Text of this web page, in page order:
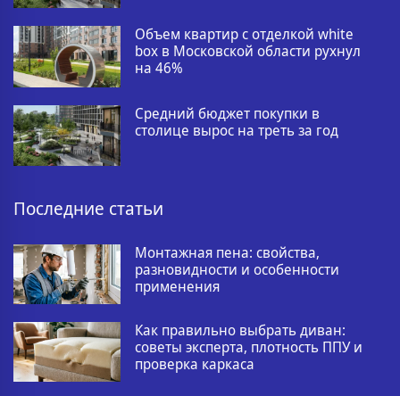
Объем квартир с отделкой white
box в Московской области рухнул
на 46%
Средний бюджет покупки в
столице вырос на треть за год
Последние статьи
Монтажная пена: свойства,
разновидности и особенности
применения
Как правильно выбрать диван:
советы эксперта, плотность ППУ и
проверка каркаса